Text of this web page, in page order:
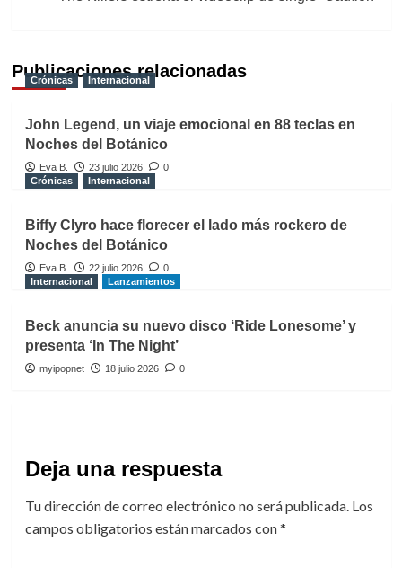
Publicaciones relacionadas
Crónicas Internacional
John Legend, un viaje emocional en 88 teclas en
Noches del Botánico
Eva B. 23 julio 2026
0
Crónicas
Internacional
Biffy Clyro hace florecer el lado más rockero de
Noches del Botánico
Eva B. 22 julio 2026
0
Internacional
Lanzamientos
Beck anuncia su nuevo disco ‘Ride Lonesome’ y
presenta ‘In The Night’
myipopnet 18 julio 2026 0
Deja una respuesta
Tu dirección de correo electrónico no será publicada. Los
campos obligatorios están marcados con*